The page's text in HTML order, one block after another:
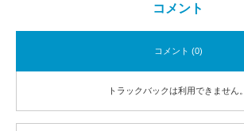
コメント
コメント (0)
トラックバックは利用できません。